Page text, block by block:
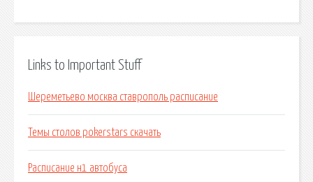
Links to Important Stuff
Шереметьево москва ставрополь расписание
Темы столов pokerstars скачать
Расписание н1 автобуса